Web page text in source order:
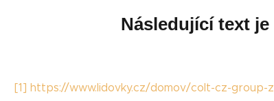
Následující text
[1] https://www.lidovky.cz/domov/colt-cz-group-